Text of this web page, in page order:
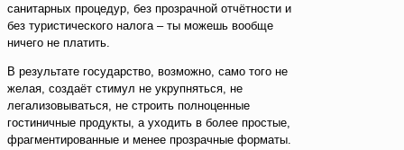
санитарных процедур, без прозрачной отчётности и
без туристического налога – ты можешь вообще
ничего не платить.
В результате государство, возможно, само того не
желая, создаёт стимул не укрупняться, не
легализовываться, не строить полноценные
гостиничные продукты, а уходить в более простые,
фрагментированные и менее прозрачные форматы.